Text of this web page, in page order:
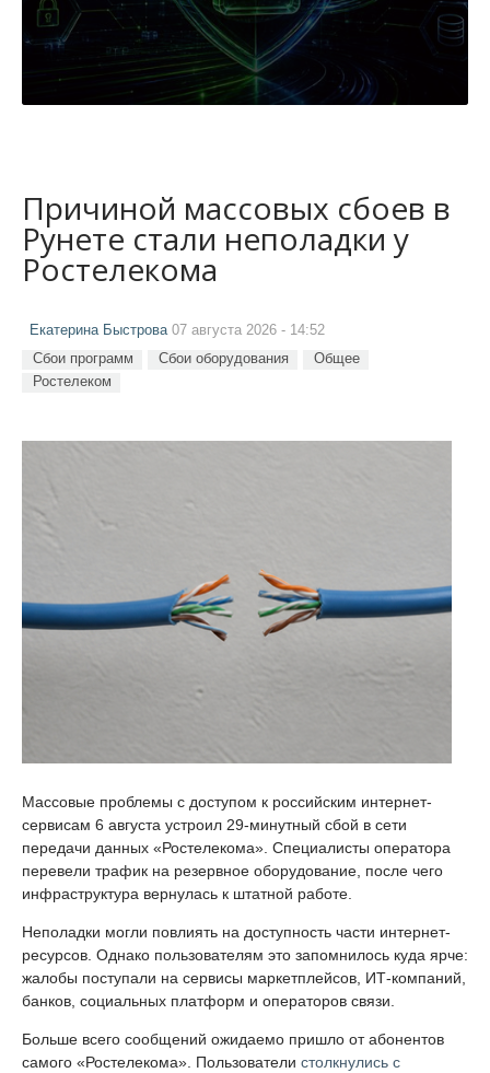
Причиной массовых сбоев в
Рунете стали неполадки у
Ростелекома
Екатерина Быстрова07 августа 2026 - 14:52
Сбои программ Сбои оборудования
Общее
Ростелеком
Массовые проблемы с доступом к российским интернет-
сервисам 6 августа устроил 29-минутный сбой в сети
передачи данных «Ростелекома». Специалисты оператора
перевели трафик на резервное оборудование, после чего
инфраструктура вернулась к штатной работе.
Неполадки могли повлиять на доступность части интернет-
ресурсов. Однако пользователям это запомнилось куда ярче:
жалобы поступали на сервисы маркетплейсов, ИТ-компаний,
банков, социальных платформ и операторов связи.
Больше всего сообщений ожидаемо пришло от абонентов
самого «Ростелекома». Пользователи столкнулись с